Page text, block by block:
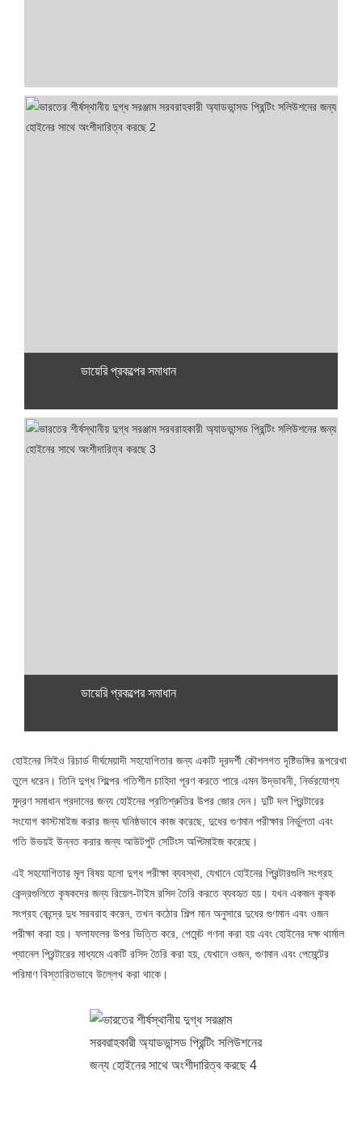
ডায়েরি প্রকল্পের সমাধান
ডায়েরি প্রকল্পের সমাধান
হোইনের সিইও রিচার্ড দীর্ঘমেয়াদী সহযোগিতার জন্য একটি দূরদর্শী কৌশলগত দৃষ্টিভঙ্গির রূপরেখা
তুলে ধরেন। তিনি দুগ্ধ শিল্পের গতিশীল চাহিদা পূরণ করতে পারে এমন উদ্ভাবনী, নির্ভরযোগ্য
মুদ্রণ সমাধান প্রদানের জন্য হোইনের প্রতিশ্রুতির উপর জোর দেন। দুটি দল প্রিন্টারের
সংযোগ কাস্টমাইজ করার জন্য ঘনিষ্ঠভাবে কাজ করেছে, দুধের গুণমান পরীক্ষার নির্ভুলতা এবং
গতি উভয়ই উন্নত করার জন্য আউটপুট সেটিংস অপ্টিমাইজ করেছে।
এই সহযোগিতার মূল বিষয় হলো দুগ্ধ পরীক্ষা ব্যবস্থা, যেখানে হোইনের প্রিন্টারগুলি সংগ্রহ
কেন্দ্রগুলিতে কৃষকদের জন্য রিয়েল-টাইম রসিদ তৈরি করতে ব্যবহৃত হয়। যখন একজন কৃষক
সংগ্রহ কেন্দ্রে দুধ সরবরাহ করেন, তখন কঠোর শিল্প মান অনুসারে দুধের গুণমান এবং ওজন
পরীক্ষা করা হয়। ফলাফলের উপর ভিত্তি করে, পেমেন্ট গণনা করা হয় এবং হোইনের দক্ষ থার্মাল
প্যানেল প্রিন্টারের মাধ্যমে একটি রসিদ তৈরি করা হয়, যেখানে ওজন, গুণমান এবং পেমেন্টের
পরিমাণ বিস্তারিতভাবে উল্লেখ করা থাকে।